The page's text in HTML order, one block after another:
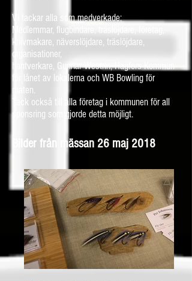
Vi tackar alla som medverkade:
Medlemmar, flugbindare, träslöjdare, företag,
knivmakare, näverslöjdare, träslöjdare,
organisationer,
hantverkare, Gunnar Westrin, Hagfors Kommun
för lånet av lokalerna och WB Bowling för
maten.
Tack också till alla företag i kommunen för all
sponsring som gjorde detta möjligt.
Bilder från mässan 26 maj 2018